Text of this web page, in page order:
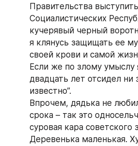
Правительства
Социалистических
кучерявый черный
я клянусь защищать ее
своей крови и самой
Если же по злому
двадцать лет отсидел ни
известно”.
Впрочем, дядька не
срока – так это
суровая кара советского
Деревенька маленькая.